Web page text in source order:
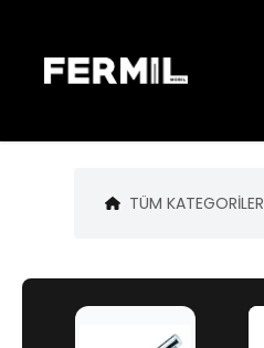
TÜM KATEGORILER